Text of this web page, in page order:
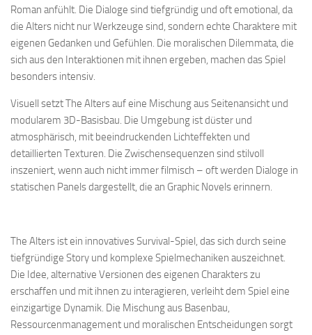
Roman anfühlt. Die Dialoge sind tiefgründig und oft emotional, da
die Alters nicht nur Werkzeuge sind, sondern echte Charaktere mit
eigenen Gedanken und Gefühlen. Die moralischen Dilemmata, die
sich aus den Interaktionen mit ihnen ergeben, machen das Spiel
besonders intensiv.
Visuell setzt The Alters auf eine Mischung aus Seitenansicht und
modularem 3D-Basisbau. Die Umgebung ist düster und
atmosphärisch, mit beeindruckenden Lichteffekten und
detaillierten Texturen. Die Zwischensequenzen sind stilvoll
inszeniert, wenn auch nicht immer filmisch – oft werden Dialoge in
statischen Panels dargestellt, die an Graphic Novels erinnern.
The Alters ist ein innovatives Survival-Spiel, das sich durch seine
tiefgründige Story und komplexe Spielmechaniken auszeichnet.
Die Idee, alternative Versionen des eigenen Charakters zu
erschaffen und mit ihnen zu interagieren, verleiht dem Spiel eine
einzigartige Dynamik. Die Mischung aus Basenbau,
Ressourcenmanagement und moralischen Entscheidungen sorgt